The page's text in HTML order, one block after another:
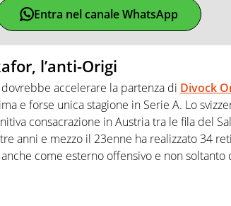
Entra nel canale WhatsApp
l’anti-Origi
dovrebbe accelerare la partenza di Divock
e forse unica stagione in Serie A. Lo
consacrazione in Austria tra le fila del
anni e mezzo il 23enne ha realizzato 34
come esterno offensivo e non soltanto